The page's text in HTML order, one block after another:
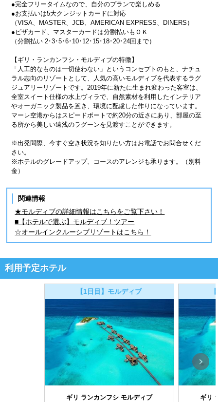
●完全フリータイムなので、自分のプランで楽しめる
●お支払いは5大クレジットカードに対応
（VISA、MASTER、JCB、AMERICAN EXPRESS、DINERS）
●ビザカード、マスターカードは分割払いもＯＫ
（分割払い 2･3･5･6･10･12･15･18･20･24回まで）
【ギリ・ランカンフシ・モルディブの特徴】
「人工的なものは一切使わない」というコンセプトのもと、ナチュ
ラル志向のリゾートとして、人気の高いモルディブを代表するラグ
ジュアリーリゾートです。2019年に新たに生まれ変わった客室は、
全室スイート仕様の水上ヴィラで、自然素材を利用したインテリア
やオーガニック製品を置き、環境に配慮した作りになっています。
マーレ空港からはスピードボートで約20分の近さにあり、部屋の至
る所から美しい遠浅のラグーンを見渡すことができます。
※出発間際、今すぐ空き状況を知りたい方はお電話でお問合せくだ
さい。
※ホテルのグレードアップ、コースのアレンジも承ります。（別料
金）
関連情報
★モルディブの詳細情報はこちらをご覧下さい！
■【ホテルで選ぶ】モルディブ！ツアー
☆オールインクルーシブリゾートはこちら！
利用予定ホテル
【1日目】モルディブ
ギリ ランカンフシ モルディブ ギリ